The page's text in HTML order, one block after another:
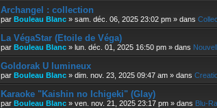
Archangel : collection
par Bouleau Blanc » sam. déc. 06, 2025 23:02 pm » dans
La VégaStar (Etoile de Véga)
par Bouleau Blanc » lun. déc. 01, 2025 16:50 pm » dans
Goldorak U lumineux
par Bouleau Blanc » dim. nov. 23, 2025 09:47 am » dans
Karaoke "Kaishin no Ichigeki" (Glay)
par Bouleau Blanc » ven. nov. 21, 2025 23:17 pm » dans Blu-